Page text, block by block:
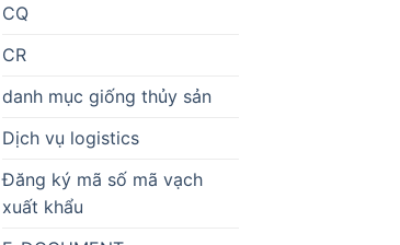
CQ
CR
danh mục giống thủy sản
Dịch vụ logistics
Đăng ký mã số mã vạch
xuất khẩu